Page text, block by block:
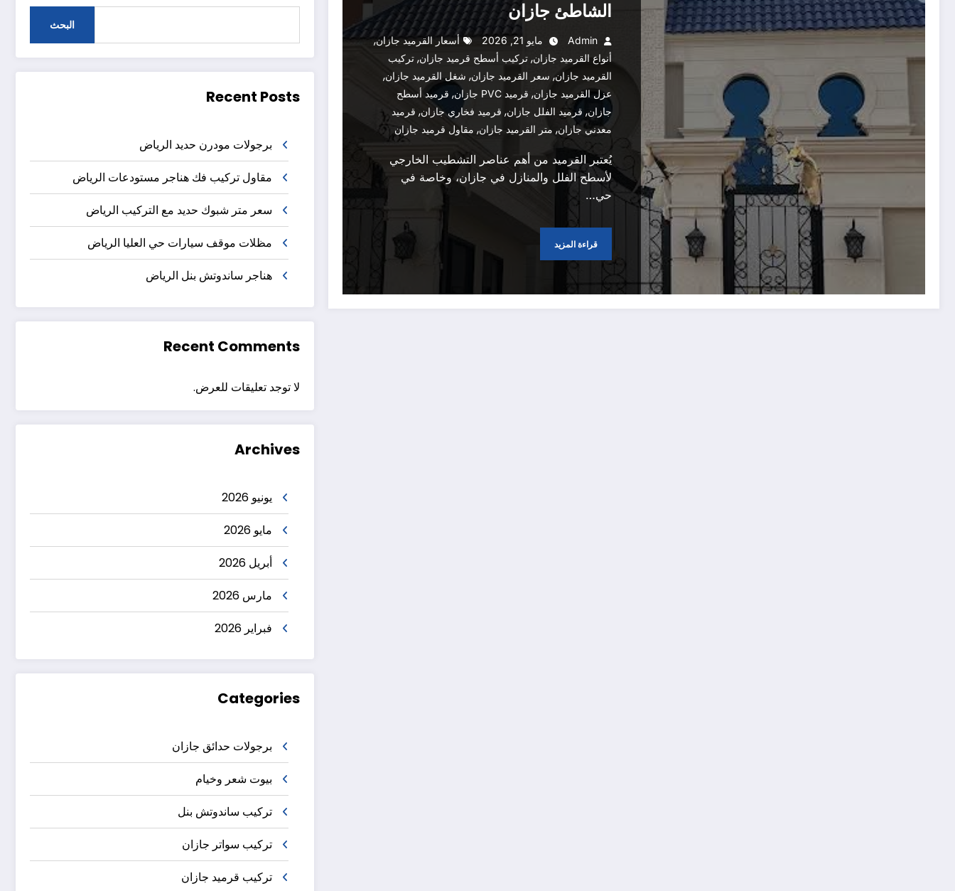
الشاطئ جازان
Admin مايو 21, 2026 أسعار القرميد جازان,
أنواع القرميد جازان, تركيب أسطح قرميد جازان, تركيب
القرميد جازان, سعر القرميد جازان, شغل القرميد جازان,
عزل القرميد جازان, قرميد PVC جازان , قرميد أسطح
جازان, قرميد الفلل جازان, قرميد فخاري جازان, قرميد
معدني جازان, متر القرميد جازان, مقاول قرميد جازان
يُعتبر القرميد من أهم عناصر التشطيب الخارجي
لأسطح الفلل والمنازل في جازان، وخاصة في
حي…
قراءة المزيد
البحث
Recent Posts
برجولات مودرن حديد الرياض
مقاول تركيب فك هناجر مستودعات الرياض
سعر متر شبوك حديد مع التركيب الرياض
مظلات موقف سيارات حي العليا الرياض
هناجر ساندوتش بنل الرياض
Recent Comments
لا توجد تعليقات للعرض.
Archives
يونيو 2026
مايو 2026
أبريل 2026
مارس 2026
فبراير 2026
Categories
برجولات حدائق جازان
بيوت شعر وخيام
تركيب ساندوتش بنل
تركيب سواتر جازان
تركيب قرميد جازان